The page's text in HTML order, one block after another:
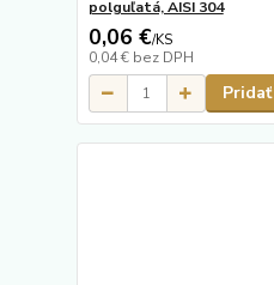
polguľatá, AISI 304
0,06 €/KS
0,04 € bez DPH